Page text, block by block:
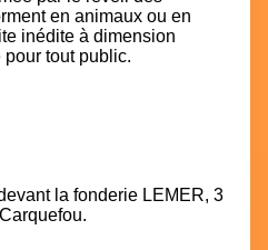
en animaux ou en
inédite à dimension
pour tout public.
la fonderie LEMER, 3